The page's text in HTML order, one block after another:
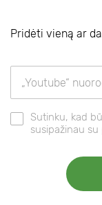
Pridėti vieną ar
Sutinku, kad
susipažinau